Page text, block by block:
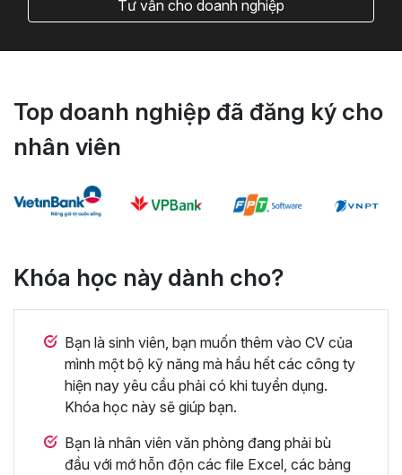
Tư vấn cho doanh nghiệp
Top doanh nghiệp đã đăng ký cho
nhân viên
Khóa học này dành cho?
Bạn là sinh viên, bạn muốn thêm vào CV của
mình một bộ kỹ năng mà hầu hết các công ty
hiện nay yêu cầu phải có khi tuyển dụng.
Khóa học này sẽ giúp bạn.
Bạn là nhân viên văn phòng đang phải bù
đầu với mớ hỗn độn các file Excel, các bảng